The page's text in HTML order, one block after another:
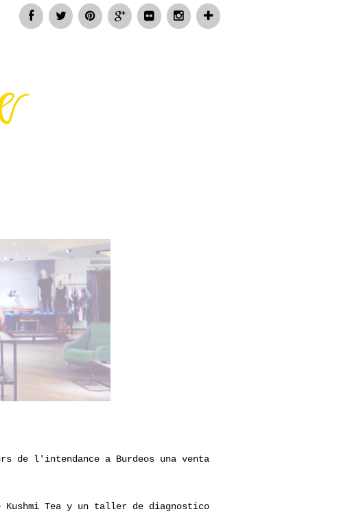
de l'intendance a Burdeos una venta
Kushmi Tea y un taller de diagnostico